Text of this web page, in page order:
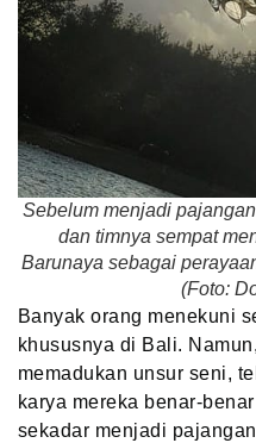
Sebelum menjadi
dan timnya sempat
Barunaya sebagai
(Foto:
Banyak orang menekuni
khususnya di Bali.
memadukan unsur seni,
karya mereka benar-
sekadar menjadi